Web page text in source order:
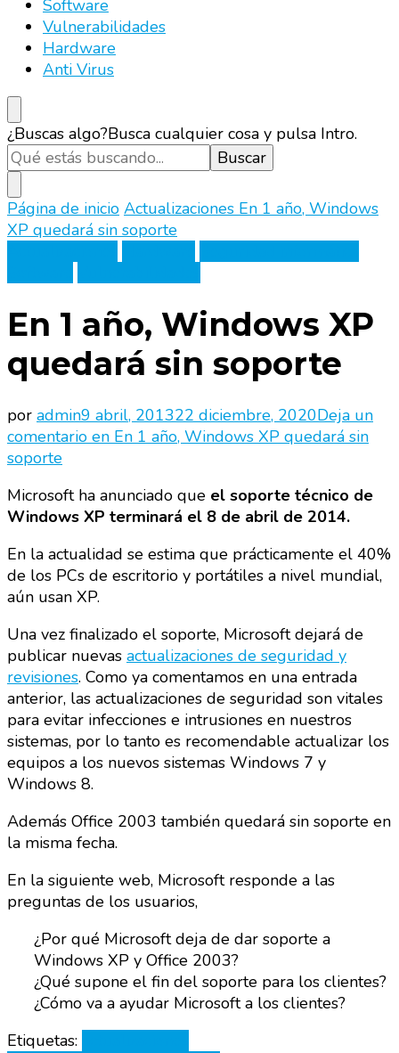
vpn, utm, mantenimiento informatico
Software
Vulnerabilidades
Hardware
Anti Virus
¿Buscas algo?Busca cualquier cosa y pulsa Intro.
Página de inicio Actualizaciones En 1 año, Windows
XP quedará sin soporte
En 1 año, Windows XP
quedará sin soporte
por admin9 abril, 201322 diciembre, 2020Deja un
comentario en En 1 año, Windows XP quedará sin
soporte
Microsoft ha anunciado que el soporte técnico de
Windows XP terminará el 8 de abril de 2014.
En la actualidad se estima que prácticamente el 40%
de los PCs de escritorio y portátiles a nivel mundial,
aún usan XP.
Una vez finalizado el soporte, Microsoft dejará de
publicar nuevas actualizaciones de seguridad y
revisiones. Como ya comentamos en una entrada
anterior, las actualizaciones de seguridad son vitales
para evitar infecciones e intrusiones en nuestros
sistemas, por lo tanto es recomendable actualizar los
equipos a los nuevos sistemas Windows 7 y
Windows 8.
Además Office 2003 también quedará sin soporte en
la misma fecha.
En la siguiente web, Microsoft responde a las
preguntas de los usuarios,
¿Por qué Microsoft deja de dar soporte a
Windows XP y Office 2003?
¿Qué supone el fin del soporte para los clientes?
¿Cómo va a ayudar Microsoft a los clientes?
Etiquetas: